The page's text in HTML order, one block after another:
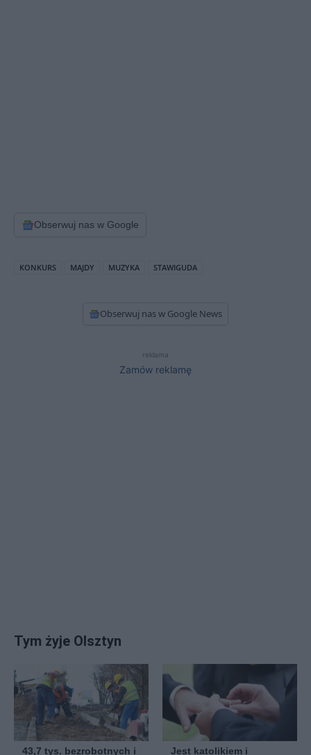
Obserwuj nas w Google
KONKURS MAJDY MUZYKA STAWIGUDA
Obserwuj nas w Google News
reklama
Zamów reklamę
Tym żyje Olsztyn
43,7 tys. bezrobotnych i
Jest katolikiem i